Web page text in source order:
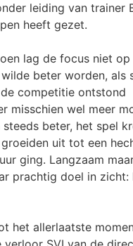
leiding van trainer
heeft gezet.
lag de focus niet op
beter worden, als
competitie ontstond
misschien wel meer
beter, het spel
uit tot een
ging. Langzaam
prachtig doel in zicht:
het allerlaatste